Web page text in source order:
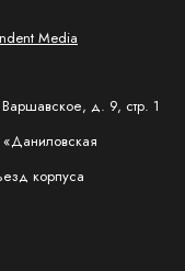
Media
д. 9, стр. 1
корпуса